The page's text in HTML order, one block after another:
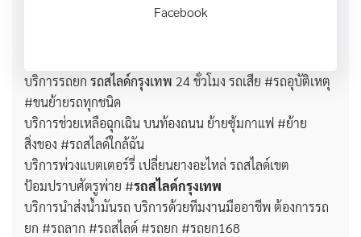
Facebook
บริการรถยก รถสไลด์กรุงเทพ 24 ชั่วโมง รถเสีย #รถอุบัติเหตุ
#ขนย้ายรถทุกชนิด
บริการช่วยเหลือฉุกเฉิน บนท้องถนน ย้ายซุ้มกาแฟ #ย้าย
สิ่งของ #รถสไลด์ใกล้ฉัน
บริการพ่วงแบตเตอร์รี่ เปลี่ยนยางอะไหล่ รถสไลด์เขต
ป้อมปราบศัตรูพ่าย #รถสไลด์กรุงเทพ
บริการนำส่งน้ำมันรถ บริการด้วยทีมงานมืออาชีพ ต้องการรถ
ยก #รถลาก #รถสไลด์ #รถยก #รถยก168